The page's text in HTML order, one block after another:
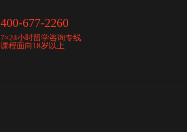
400-677-2260
7×24小时留学咨询专线
课程面向18岁以上